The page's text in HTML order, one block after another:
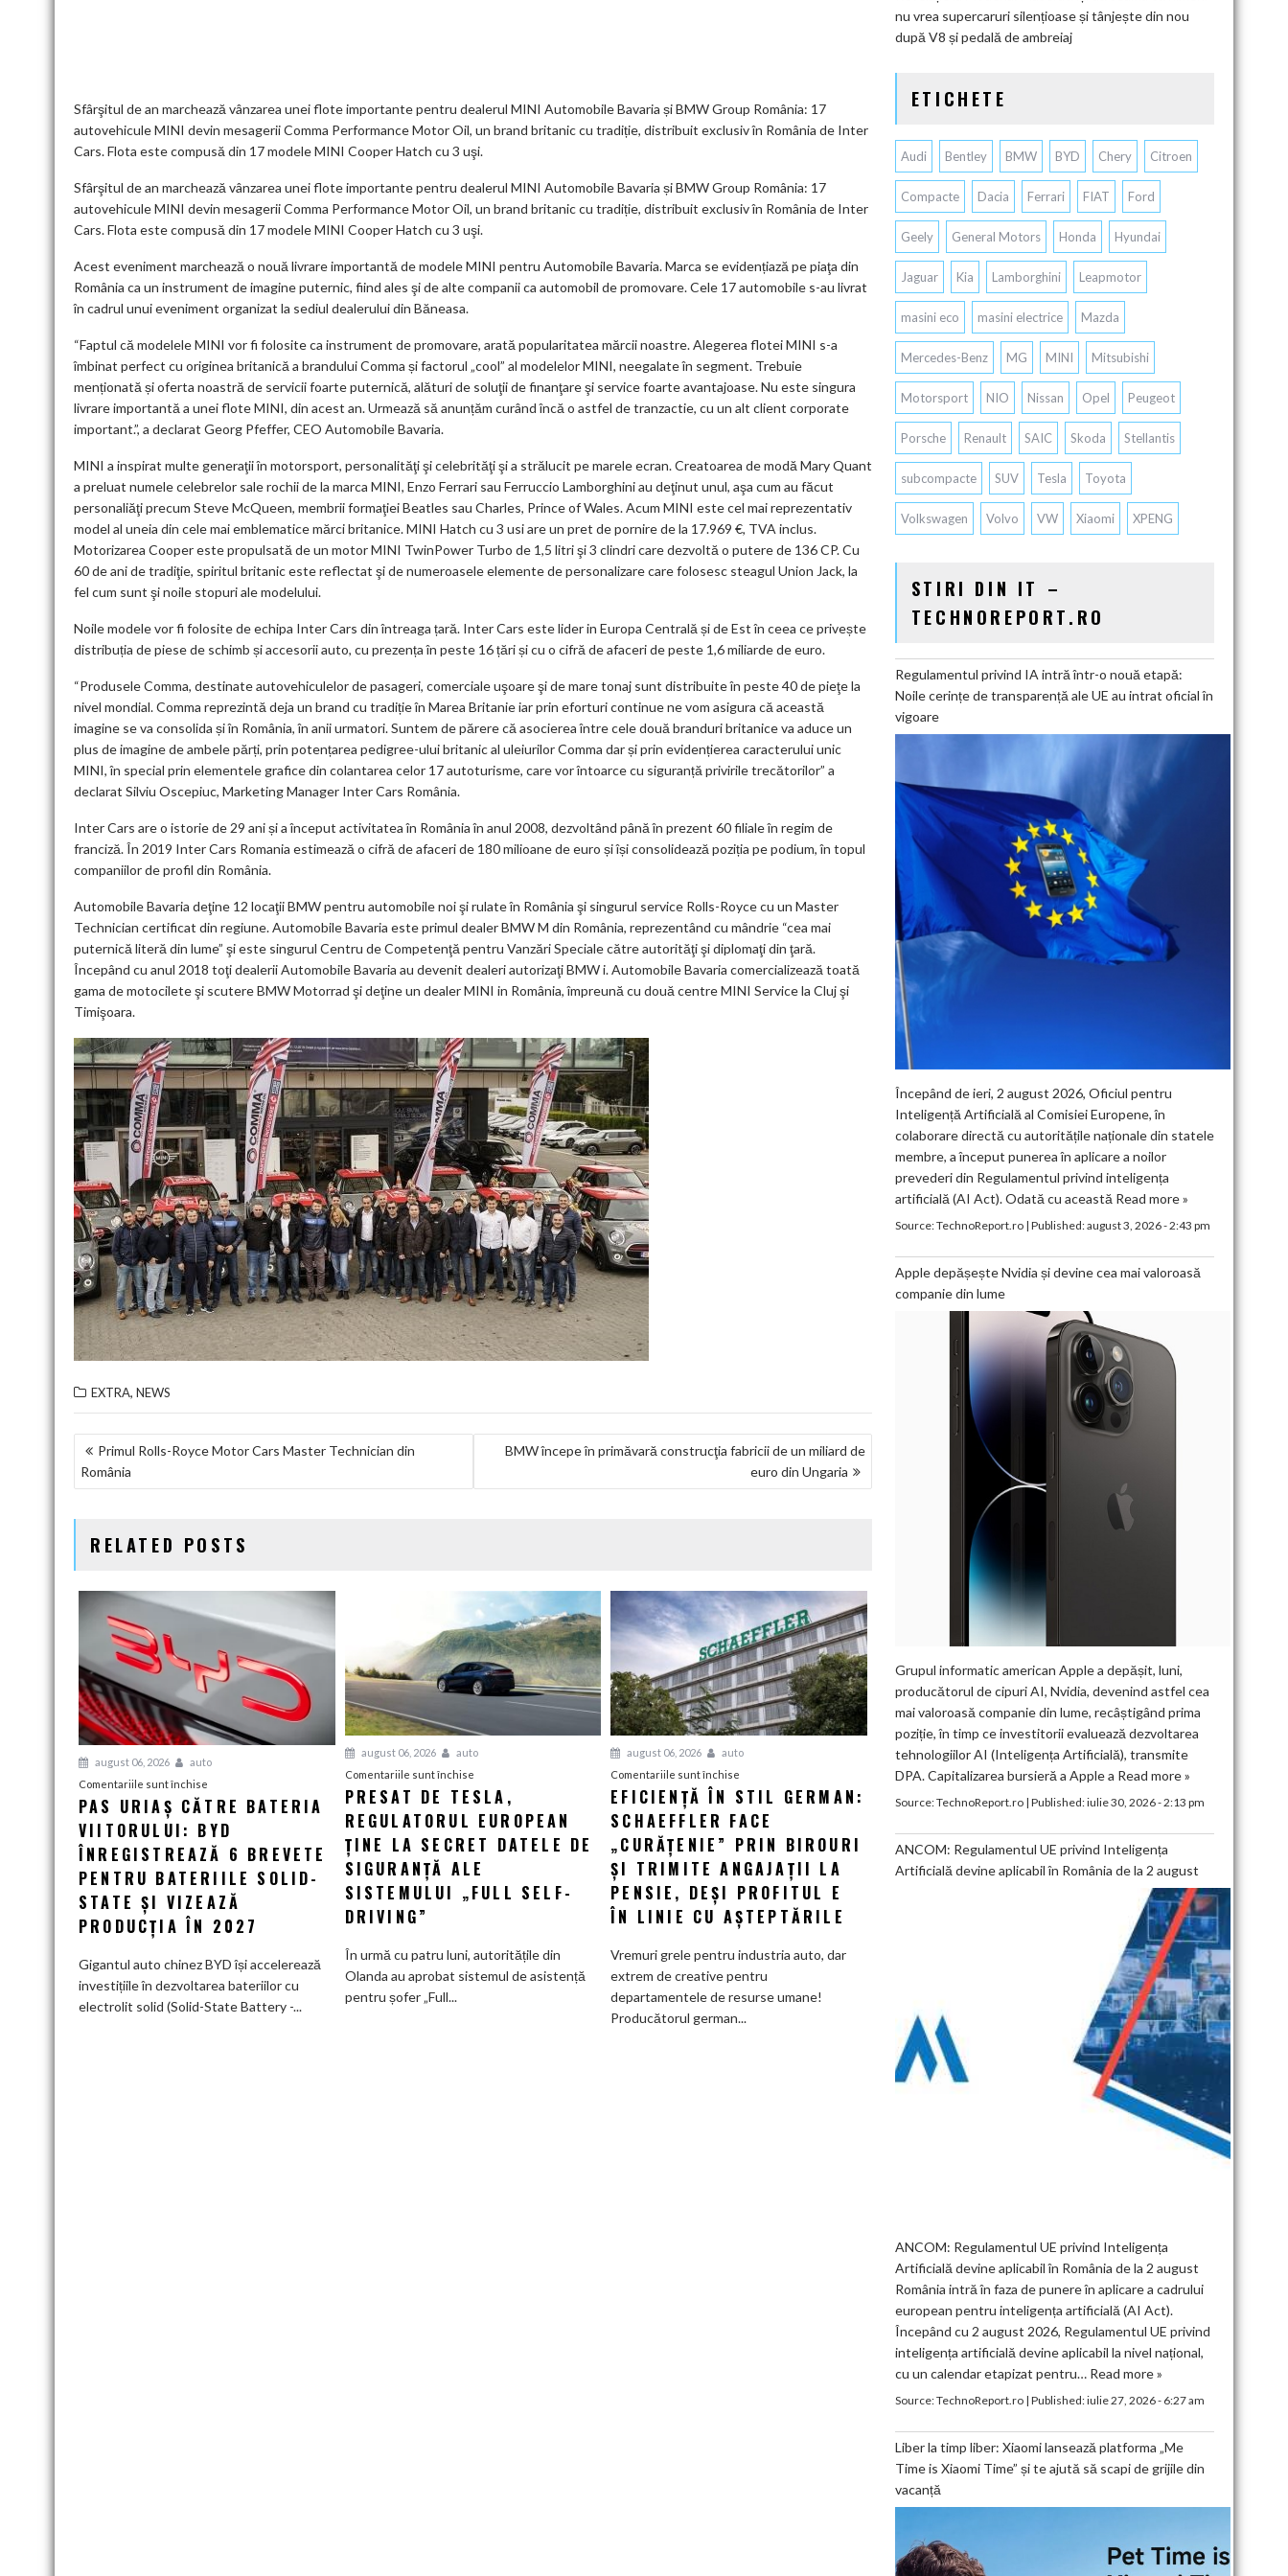
k
p
m
o
o
k
m
ks
Sfârşitul de an marchează vânzarea unei flote importante pentru dealerul MINI Automobile Bavaria și BMW Group România: 17
autovehicule MINI devin mesagerii Comma Performance Motor Oil, un brand britanic cu tradiție, distribuit exclusiv în România de Inter
Cars. Flota este compusă din 17 modele MINI Cooper Hatch cu 3 uşi.
Sfârşitul de an marchează vânzarea unei flote importante pentru dealerul MINI Automobile Bavaria și BMW Group România: 17
autovehicule MINI devin mesagerii Comma Performance Motor Oil, un brand britanic cu tradiție, distribuit exclusiv în România de Inter
Cars. Flota este compusă din 17 modele MINI Cooper Hatch cu 3 uşi.
Acest eveniment marchează o nouă livrare importantă de modele MINI pentru Automobile Bavaria. Marca se evidențiază pe piaţa din
România ca un instrument de imagine puternic, fiind ales şi de alte companii ca automobil de promovare. Cele 17 automobile s-au livrat
în cadrul unui eveniment organizat la sediul dealerului din Băneasa.
“Faptul că modelele MINI vor fi folosite ca instrument de promovare, arată popularitatea mărcii noastre. Alegerea flotei MINI s-a
îmbinat perfect cu originea britanică a brandului Comma și factorul „cool” al modelelor MINI, neegalate în segment. Trebuie
menționată și oferta noastră de servicii foarte puternică, alături de soluţii de finanţare şi service foarte avantajoase. Nu este singura
livrare importantă a unei flote MINI, din acest an. Urmează să anunțăm curând încă o astfel de tranzactie, cu un alt client corporate
important.”, a declarat Georg Pfeffer, CEO Automobile Bavaria.
MINI a inspirat multe generaţii în motorsport, personalităţi şi celebrităţi şi a strălucit pe marele ecran. Creatoarea de modă Mary Quant
a preluat numele celebrelor sale rochii de la marca MINI, Enzo Ferrari sau Ferruccio Lamborghini au deţinut unul, aşa cum au făcut
personaliăţi precum Steve McQueen, membrii formaţiei Beatles sau Charles, Prince of Wales. Acum MINI este cel mai reprezentativ
model al uneia din cele mai emblematice mărci britanice. MINI Hatch cu 3 usi are un pret de pornire de la 17.969 €, TVA inclus.
Motorizarea Cooper este propulsată de un motor MINI TwinPower Turbo de 1,5 litri şi 3 clindri care dezvoltă o putere de 136 CP. Cu
60 de ani de tradiţie, spiritul britanic este reflectat şi de numeroasele elemente de personalizare care folosesc steagul Union Jack, la
fel cum sunt şi noile stopuri ale modelului.
Noile modele vor fi folosite de echipa Inter Cars din întreaga țară. Inter Cars este lider in Europa Centrală și de Est în ceea ce privește
distribuția de piese de schimb și accesorii auto, cu prezența în peste 16 țări și cu o cifră de afaceri de peste 1,6 miliarde de euro.
“Produsele Comma, destinate autovehiculelor de pasageri, comerciale uşoare şi de mare tonaj sunt distribuite în peste 40 de pieţe la
nivel mondial. Comma reprezintă deja un brand cu tradiție în Marea Britanie iar prin eforturi continue ne vom asigura că această
imagine se va consolida și în România, în anii urmatori. Suntem de părere că asocierea între cele două branduri britanice va aduce un
plus de imagine de ambele părți, prin potențarea pedigree-ului britanic al uleiurilor Comma dar și prin evidențierea caracterului unic
MINI, în special prin elementele grafice din colantarea celor 17 autoturisme, care vor întoarce cu siguranță privirile trecătorilor” a
declarat Silviu Oscepiuc, Marketing Manager Inter Cars România.
Inter Cars are o istorie de 29 ani și a început activitatea în România în anul 2008, dezvoltând până în prezent 60 filiale în regim de
franciză. În 2019 Inter Cars Romania estimează o cifră de afaceri de 180 milioane de euro și își consolidează poziția pe podium, în topul
companiilor de profil din România.
Automobile Bavaria deţine 12 locaţii BMW pentru automobile noi şi rulate în România şi singurul service Rolls-Royce cu un Master
Technician certificat din regiune. Automobile Bavaria este primul dealer BMW M din România, reprezentând cu mândrie “cea mai
puternică literă din lume” şi este singurul Centru de Competenţă pentru Vanzări Speciale către autorităţi şi diplomaţi din ţară.
Începând cu anul 2018 toţi dealerii Automobile Bavaria au devenit dealeri autorizaţi BMW i. Automobile Bavaria comercializează toată
gama de motocilete şi scutere BMW Motorrad şi deţine un dealer MINI in România, împreună cu două centre MINI Service la Cluj şi
Timişoara.
EXTRA, NEWS
NAVIGARE
ÎN
Primul Rolls-Royce Motor Cars Master Technician din
România
BMW începe în primăvară construcţia fabricii de un miliard de
euro din Ungaria
RELATED POSTS
august 06, 2026
auto
Comentariile sunt închise
Pas
uriaș
către
viitorului:
BYD
înregistrează
brevete
pentru
bateriile
PAS URIAȘ CĂTRE BATERIA
VIITORULUI: BYD
ÎNREGISTREAZĂ 6 BREVETE
PENTRU BATERIILE SOLID-
STATE ȘI VIZEAZĂ
PRODUCȚIA ÎN 2027
Gigantul auto chinez BYD își accelerează
investițiile în dezvoltarea bateriilor cu
electrolit solid (Solid-State Battery -...
august 06, 2026
auto
Comentariile sunt închisepentru
Presat
de
Tesla,
european
ține
datele
de
PRESAT DE TESLA,
REGULATORUL EUROPEAN
ȚINE LA SECRET DATELE DE
SIGURANȚĂ ALE
SISTEMULUI „FULL SELF-
DRIVING”
În urmă cu patru luni, autoritățile din
Olanda au aprobat sistemul de asistență
pentru șofer „Full...
august 06, 2026
auto
Comentariile sunt închise
Eficiență
în
stil
Schaeffler
face
„curățenie”
birouri
și
trimite
angajații
EFICIENȚĂ ÎN STIL GERMAN:
SCHAEFFLER FACE
„CURĂȚENIE” PRIN BIROURI
ȘI TRIMITE ANGAJAȚII LA
PENSIE, DEȘI PROFITUL E
ÎN LINIE CU AȘTEPTĂRILE
Vremuri grele pentru industria auto, dar
extrem de creative pentru
departamentele de resurse umane!
Producătorul german...
nu vrea supercaruri silențioase și tânjește din nou
după V8 și pedală de ambreiaj
ETICHETE
Audi Bentley BMW BYD Chery Citroen
Compacte Dacia Ferrari FIAT Ford
Geely General Motors Honda Hyundai
Jaguar Kia Lamborghini Leapmotor
masini eco masini electrice Mazda
Mercedes-Benz MG MINI Mitsubishi
Motorsport NIO Nissan Opel Peugeot
Porsche Renault SAIC Skoda Stellantis
subcompacte SUV Tesla Toyota
Volkswagen Volvo VW Xiaomi XPENG
STIRI DIN IT –
TECHNOREPORT.RO
Regulamentul privind IA intră într-o nouă etapă:
Noile cerințe de transparență ale UE au intrat oficial în
vigoare
Începând de ieri, 2 august 2026, Oficiul pentru
Inteligență Artificială al Comisiei Europene, în
colaborare directă cu autoritățile naționale din statele
membre, a început punerea în aplicare a noilor
prevederi din Regulamentul privind inteligența
artificială (AI Act). Odată cu această Read more »
Source:TechnoReport.ro| Published:august 3, 2026 - 2:43 pm
Apple depășește Nvidia și devine cea mai valoroasă
companie din lume
Grupul informatic american Apple a depășit, luni,
producătorul de cipuri AI, Nvidia, devenind astfel cea
mai valoroasă companie din lume, recâștigând prima
poziție, în timp ce investitorii evaluează dezvoltarea
tehnologiilor AI (Inteligența Artificială), transmite
DPA. Capitalizarea bursieră a Apple a Read more »
Source:TechnoReport.ro| Published:iulie 30, 2026 - 2:13 pm
ANCOM: Regulamentul UE privind Inteligența
Artificială devine aplicabil în România de la 2 august
ANCOM: Regulamentul UE privind Inteligența
Artificială devine aplicabil în România de la 2 august
România intră în faza de punere în aplicare a cadrului
european pentru inteligența artificială (AI Act).
Începând cu 2 august 2026, Regulamentul UE privind
inteligența artificială devine aplicabil la nivel național,
cu un calendar etapizat pentru… Read more »
Source:TechnoReport.ro| Published:iulie 27, 2026 - 6:27 am
Liber la timp liber: Xiaomi lansează platforma „Me
Time is Xiaomi Time” și te ajută să scapi de grijile din
vacanță